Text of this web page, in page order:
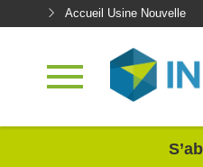
Accueil Usine Nouvelle